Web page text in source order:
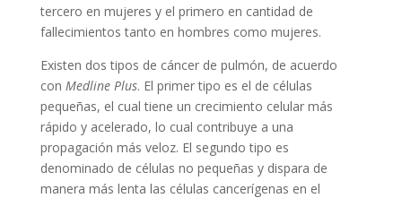
tercero en mujeres y el primero en cantidad de
fallecimientos tanto en hombres como mujeres.
Existen dos tipos de cáncer de pulmón, de acuerdo
con Medline Plus. El primer tipo es el de células
pequeñas, el cual tiene un crecimiento celular más
rápido y acelerado, lo cual contribuye a una
propagación más veloz. El segundo tipo es
denominado de células no pequeñas y dispara de
manera más lenta las células cancerígenas en el